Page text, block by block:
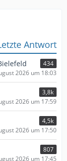
Antwort
434
2026 um 18:03
3,8k
2026 um 17:59
4,5k
2026 um 17:50
807
2026 um 17:45